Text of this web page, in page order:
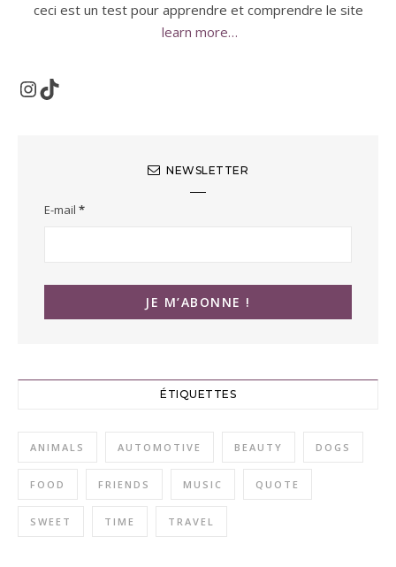
ceci est un test pour apprendre et comprendre le site
learn more…
Instagram
TikTok
NEWSLETTER
E-mail *
ÉTIQUETTES
ANIMALS AUTOMOTIVE BEAUTY DOGS
FOOD FRIENDS MUSIC QUOTE
SWEET TIME TRAVEL